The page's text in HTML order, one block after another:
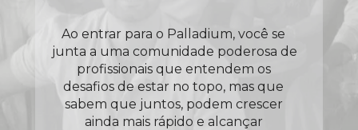
Ao entrar para o Palladium, você se
junta a uma comunidade poderosa de
profissionais que entendem os
desafios de estar no topo, mas que
sabem que juntos, podem crescer
ainda mais rápido e alcançar